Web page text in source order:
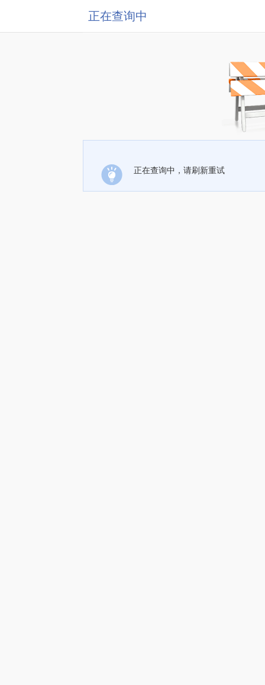
正在查询中
正在查询中，请刷新重试